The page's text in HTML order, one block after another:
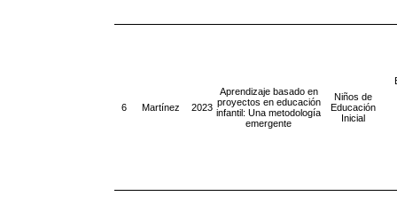
6 Martínez 2023
Aprendizaje basado en
proyectos en educación
infantil: Una metodología
emergente
Niños de
Educación
Inicial